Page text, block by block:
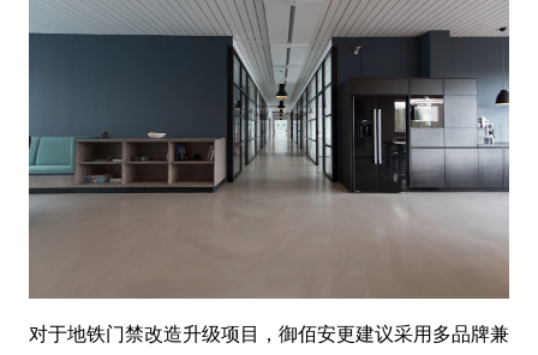
对于地铁门禁改造升级项目，御佰安更建议采用多品牌兼